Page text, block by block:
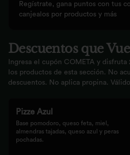
Regístrate, gana puntos con tus
canjealos por productos y más
Descuentos que
Ingresa el cupón COMETA y
los productos de esta sección. No
descuentos. No aplica propina.
Pizze Azul
Base pomodoro, queso feta, miel,
almendras tajadas, queso azul y peras
pochadas.